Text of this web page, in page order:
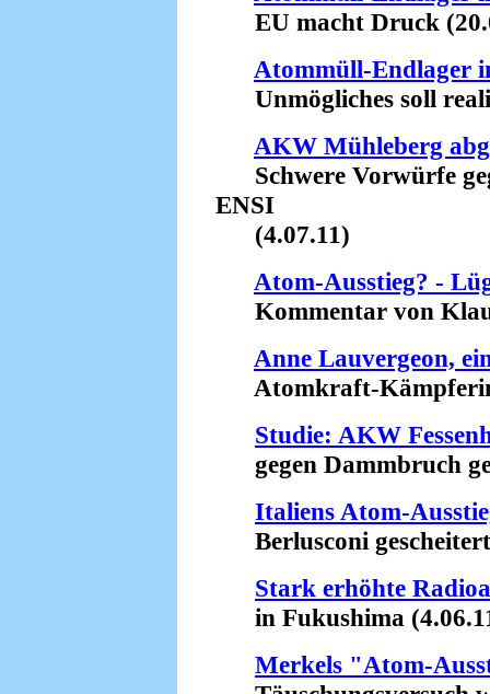
EU macht Druck
Atommüll-Endlager
Unmögliches soll
AKW Mühleberg
Schwere Vorwürfe
ENSI
(4.07.11)
Atom-Ausstieg? -
Kommentar von
Anne Lauvergeon,
Atomkraft-
Studie: AKW
gegen Dammbruch
Italiens Atom-
Berlusconi gescheitert
Stark erhöhte
in Fukushima
Merkels "Atom-